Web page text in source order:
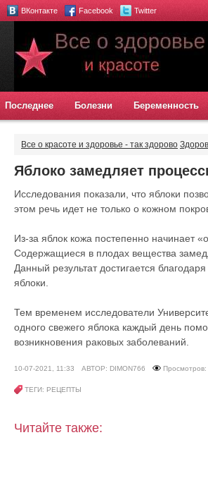
ВКонтакте Facebook Twitter
Последнее Болезни Беременность
Все о красоте и здоровье - так здорово
Яблоко замедляет
Исследования показали, что яблоки
этом речь идет не только о кожном
Из-за яблок кожа постепенно начинает
Содержащиеся в плодах вещества
Данный результат достигается
яблоки.
Тем временем исследователи
одного свежего яблока каждый день
возникновения раковых заболеваний.
10-07-2021, 11:33 АВТОР: DIMON766 Просмотров:
ТЕГИ: РЕЦЕПТЫ
Читайте также: